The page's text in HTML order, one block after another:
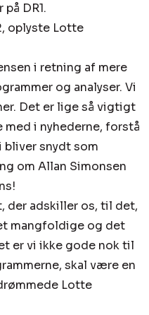
DR1.
oplyste Lotte
i retning af mere
og analyser. Vi
Det er lige så vigtigt
i nyhederne, forstå
bliver snydt som
om Allan Simonsen
der adskiller os, til det,
mangfoldige og det
er vi ikke gode nok til
skal være en
Lotte